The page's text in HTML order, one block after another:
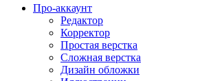
Про-аккаунт
Редактор
Корректор
Простая верстка
Сложная верстка
Дизайн обложки